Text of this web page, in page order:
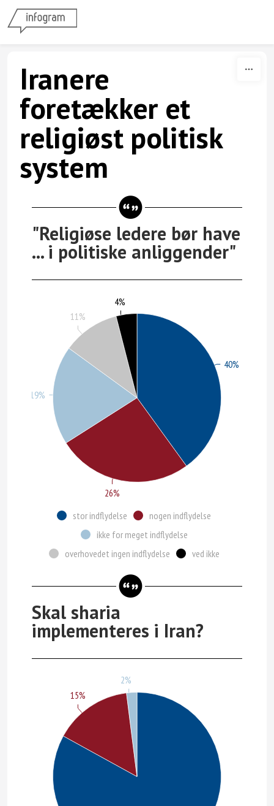
Iranere
foretækker et
religiøst politisk
system
"Religiøse ledere bør have
... i politiske anliggender"
stor indflydelse
nogen indflydelse
ikke for meget indflydelse
overhovedet ingen indflydelse
ved ikke
40%
26%
19%
11%
4%
Skal sharia
implementeres i Iran?
15%
2%